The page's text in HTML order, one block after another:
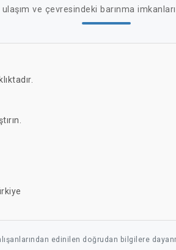
ve çevresindeki barınma
edinilen doğrudan bilgilere